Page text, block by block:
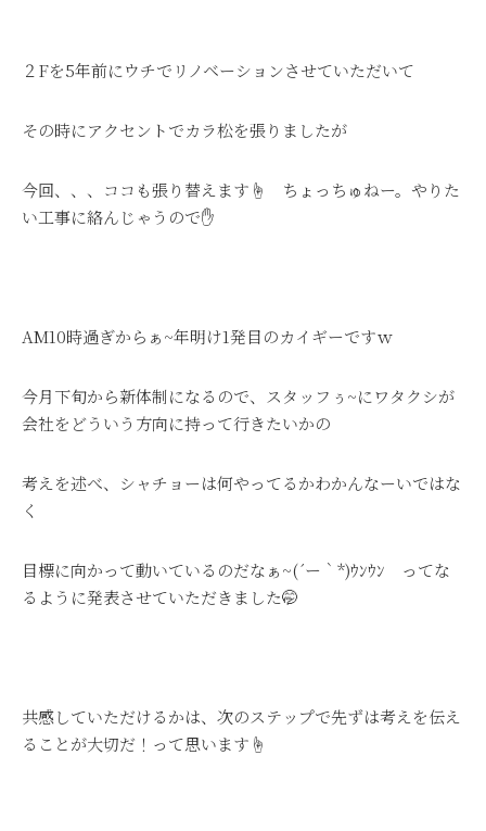
２Fを5年前にウチでリノベーションさせていただいて
その時にアクセントでカラ松を張りましたが
今回、、、ココも張り替えます☝ ちょっちゅねー。やりた
い工事に絡んじゃうので✋
AM10時過ぎからぁ~年明け1発目のカイギーですｗ
今月下旬から新体制になるので、スタッフぅ~にワタクシが
会社をどういう方向に持って行きたいかの
考えを述べ、シャチョーは何やってるかわかんなーいではな
く
目標に向かって動いているのだなぁ~(´ー｀*)ｳﾝｳﾝ ってな
るように発表させていただきました🤭
共感していただけるかは、次のステップで先ずは考えを伝え
ることが大切だ！って思います☝